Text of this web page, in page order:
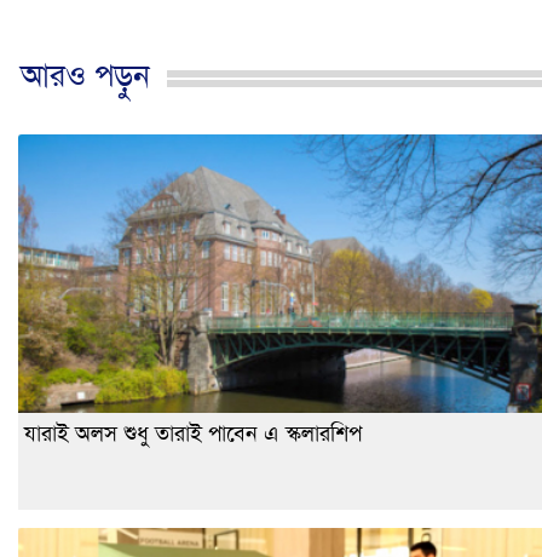
আরও পড়ুন
যারাই অলস শুধু তারাই পাবেন এ স্কলারশিপ